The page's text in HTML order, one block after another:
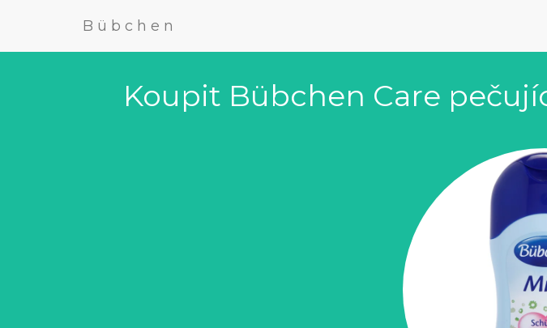
Bübchen
Koupit Bübchen Care